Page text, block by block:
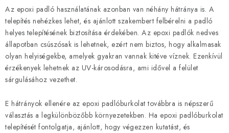
Az epoxi padló használatának azonban van néhány hátránya is. A
telepítés nehézkes lehet, és ajánlott szakembert felbérelni a padló
helyes telepítésének biztosítása érdekében. Az epoxi padlók nedves
állapotban csúszósak is lehetnek, ezért nem biztos, hogy alkalmasak
olyan helyiségekbe, amelyek gyakran vannak kitéve víznek. Ezenkívül
érzékenyek lehetnek az UV-károsodásra, ami idővel a felület
sárgulásához vezethet.
E hátrányok ellenére az epoxi padlóburkolat továbbra is népszerű
választás a legkülönbözőbb környezetekben. Ha epoxi padlóburkolat
telepítését fontolgatja, ajánlott, hogy végezzen kutatást, és